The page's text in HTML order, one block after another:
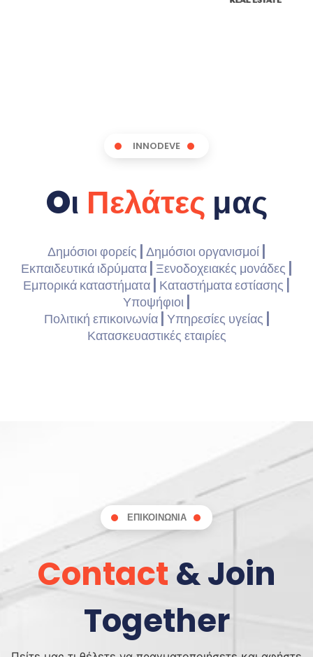
INNODEVE
Oι Πελάτες μας
Δημόσιοι φορείς Δημόσιοι οργανισμοί
Εκπαιδευτικά ιδρύματα Ξενοδοχειακές μονάδες
Εμπορικά καταστήματα
Καταστήματα εστίασης |
Υποψήφιοι
Πολιτική επικοινωνία Υπηρεσίες υγείας
Κατασκευαστικές εταιρίες
ΕΠΙΚΟΙΝΩΝΙΑ
Contact & Join
Together